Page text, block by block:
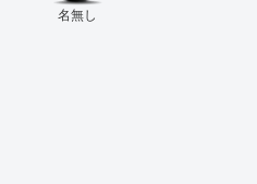
名無し